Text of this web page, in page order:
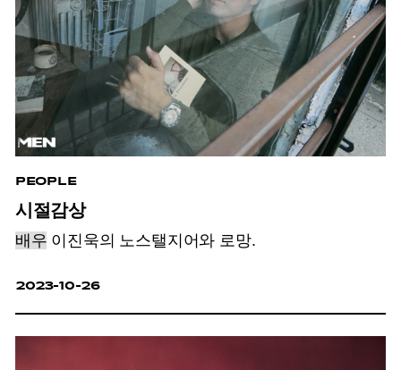
PEOPLE
시절감상
배우 이진욱의 노스탤지어와 로망.
2023-10-26